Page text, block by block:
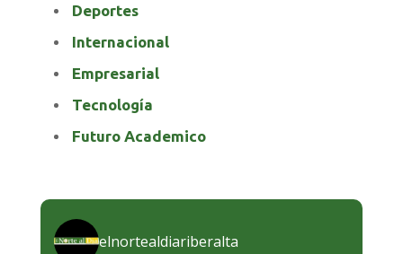
Deportes
Internacional
Empresarial
Tecnología
Futuro Academico
elnortealdiariberalta